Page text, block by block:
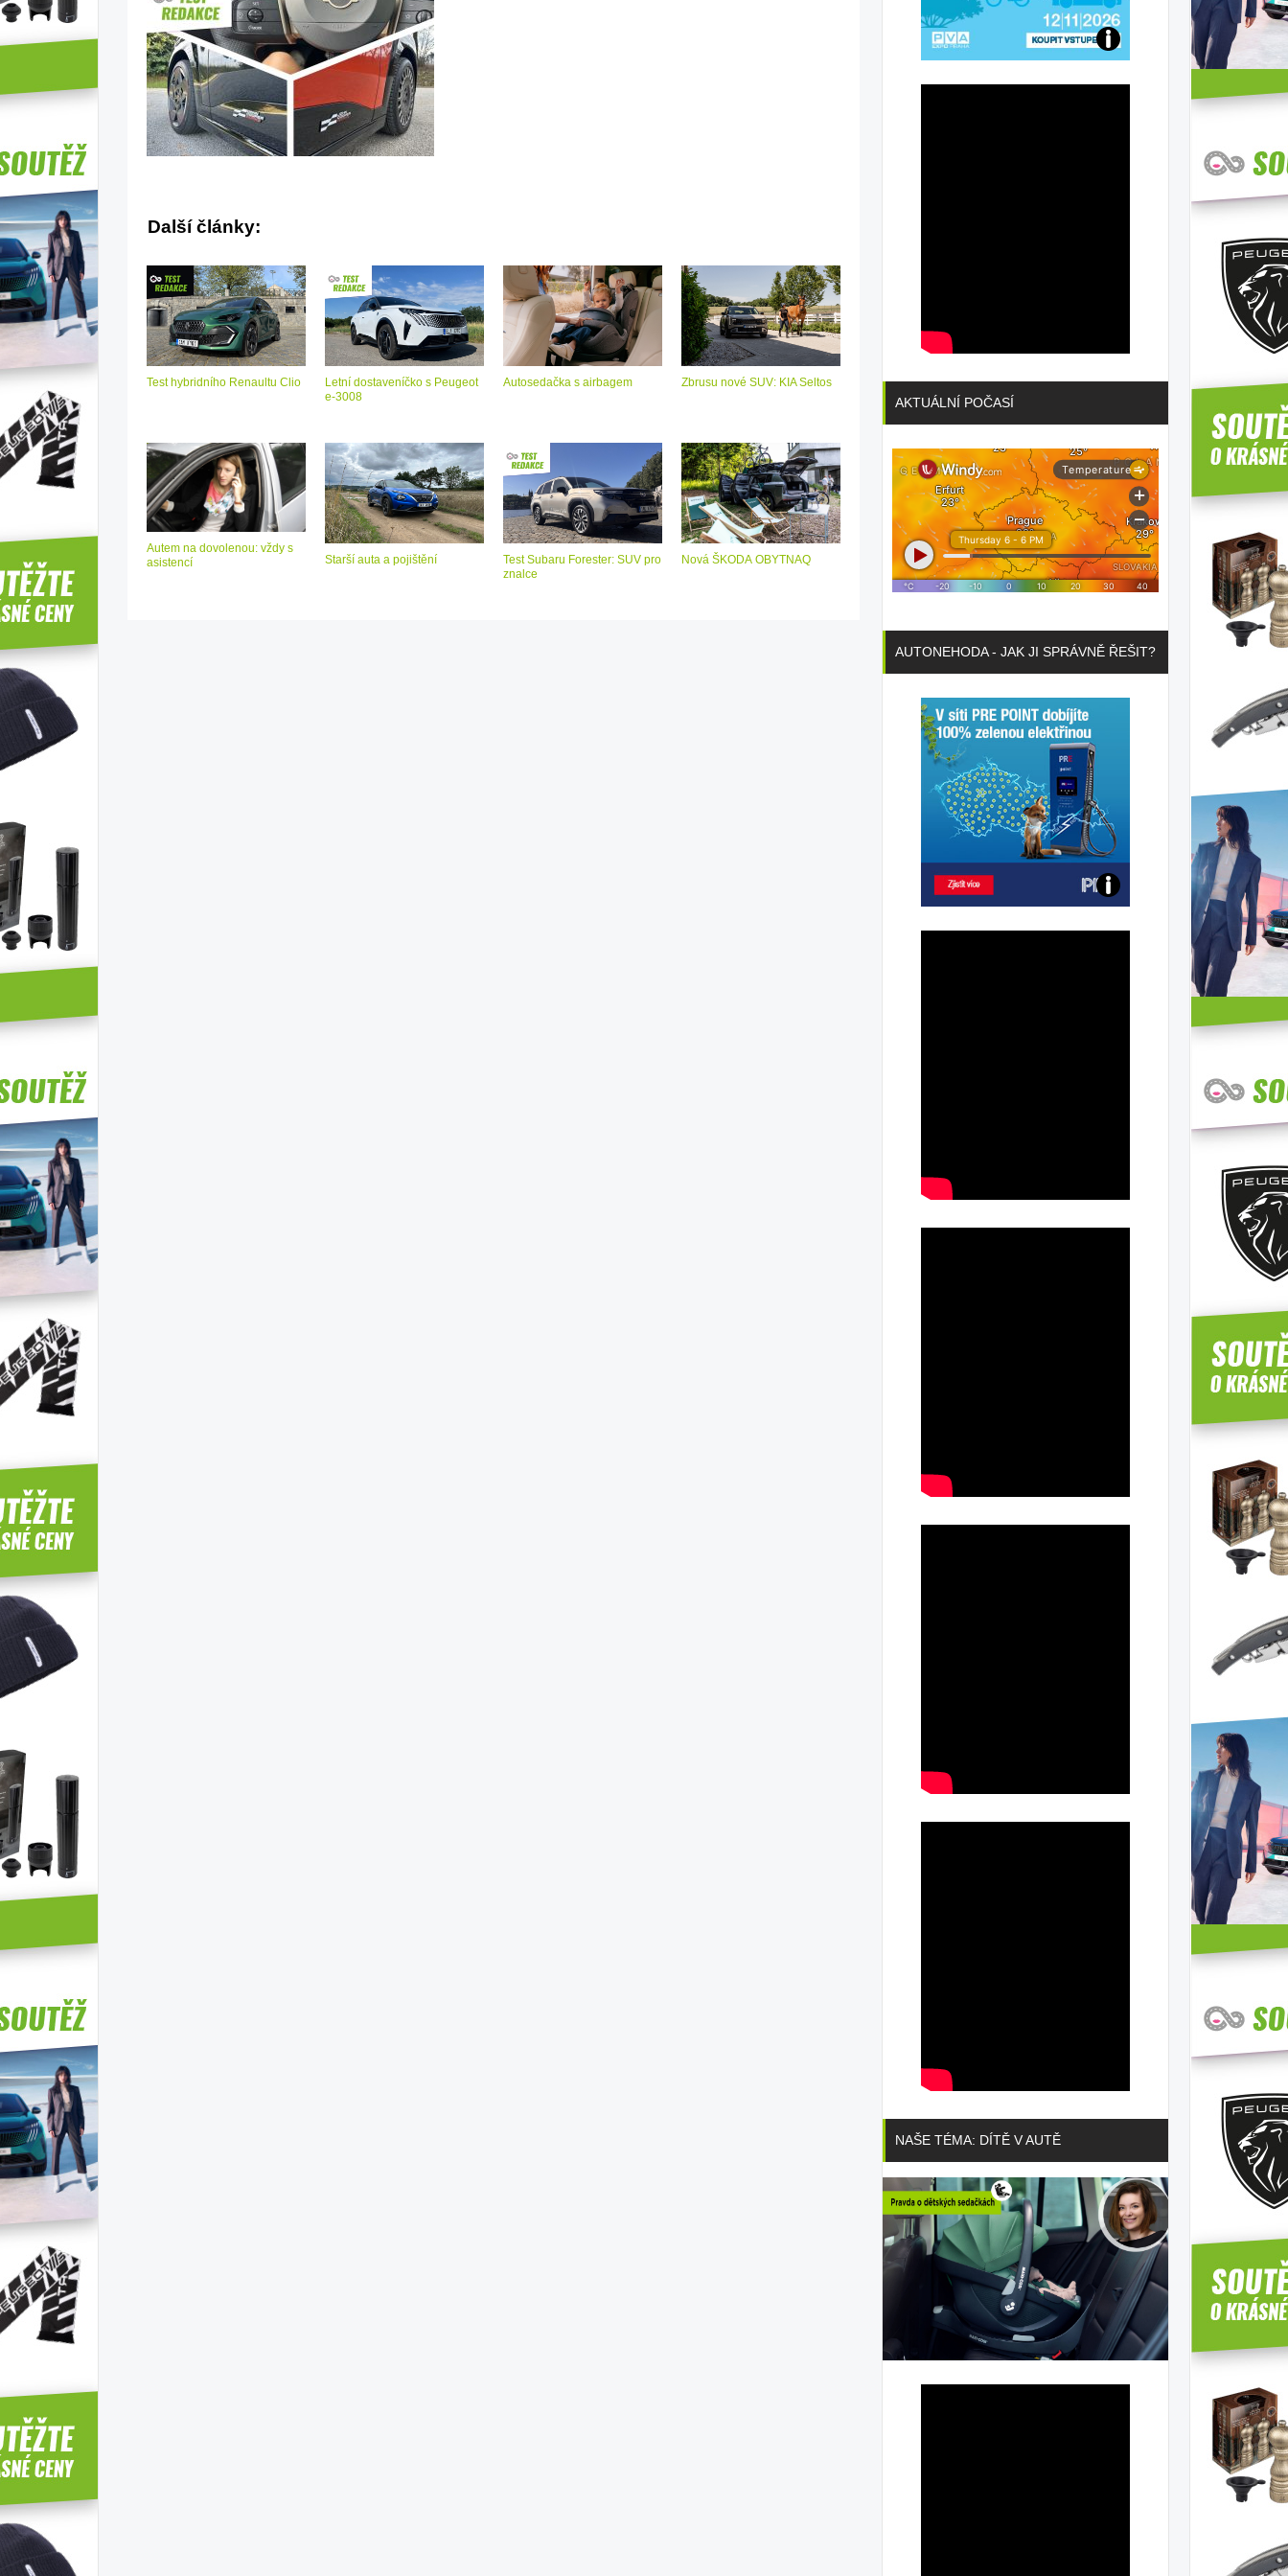
Další články:
Test hybridního Renaultu Clio
Letní dostaveníčko s Peugeot
e-3008
Autosedačka s airbagem Zbrusu nové SUV: KIA Seltos
Autem na dovolenou: vždy s
asistencí
Starší auta a pojištění
Test Subaru Forester: SUV pro
znalce
Nová ŠKODA OBYTNAQ
Přijďte
AKTUÁLNÍ POČASÍ
AUTONEHODA - JAK JI SPRÁVNĚ ŘEŠIT?
Poznejte
NAŠE TÉMA: DÍTĚ V AUTĚ